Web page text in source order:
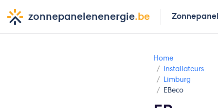
zonnepanelenenergie.be
Home
Installateurs
Limburg
EBeco